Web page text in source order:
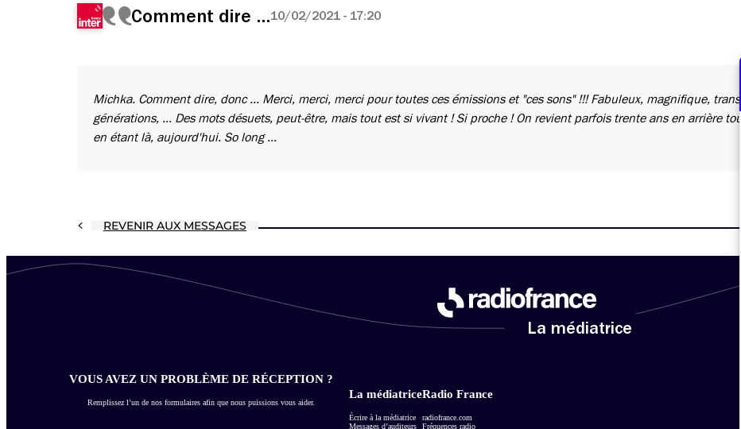
Comment dire …10/02/2021 - 17:20
Michka. Comment dire, donc ... Merci, merci, merci pour toutes ces émissions et "ces sons" !!! Fabuleux, magnifique, trans-
générations, ... Des mots désuets, peut-être, mais tout est si vivant ! Si proche ! On revient parfois trente ans en arrière tout
en étant là, aujourd'hui. So long ...
REVENIR AUX MESSAGES
La médiatrice
VOUS AVEZ UN PROBLÈME DE RÉCEPTION ?
Remplissez l’un de nos formulaires afin que nous puissions vous aider.
La médiatrice
Écrire à la médiatrice
Messages d’auditeurs
Radio France
radiofrance.com
Fréquences radio